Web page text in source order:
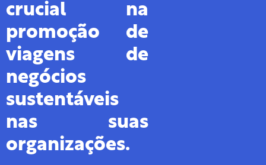
crucial na
promoção de
viagens de
negócios
sustentáveis
nas suas
organizações.